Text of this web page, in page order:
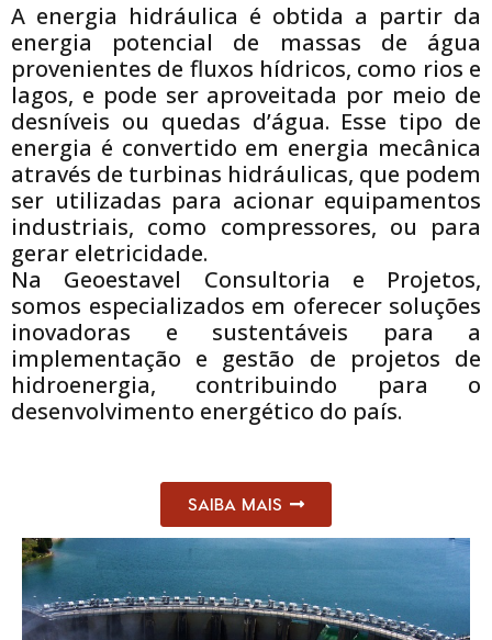
A energia hidráulica é obtida a partir da
energia potencial de massas de água
provenientes de fluxos hídricos, como rios e
lagos, e pode ser aproveitada por meio de
desníveis ou quedas d’água. Esse tipo de
energia é convertido em energia mecânica
através de turbinas hidráulicas, que podem
ser utilizadas para acionar equipamentos
industriais, como compressores, ou para
gerar eletricidade.
Na Geoestavel Consultoria e Projetos,
somos especializados em oferecer soluções
inovadoras e sustentáveis para a
implementação e gestão de projetos de
hidroenergia, contribuindo para o
desenvolvimento energético do país.
SAIBA MAIS